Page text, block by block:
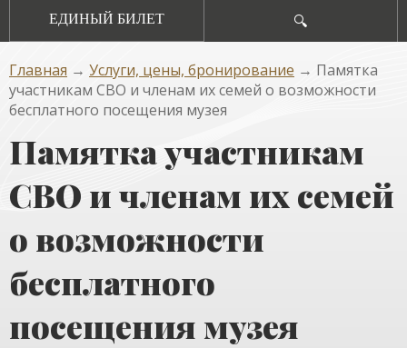
ЕДИНЫЙ БИЛЕТ 🔍
Главная → Услуги, цены, бронирование → Памятка
участникам СВО и членам их семей о возможности
бесплатного посещения музея
Памятка участникам
СВО и членам их семей
о возможности
бесплатного
посещения музея